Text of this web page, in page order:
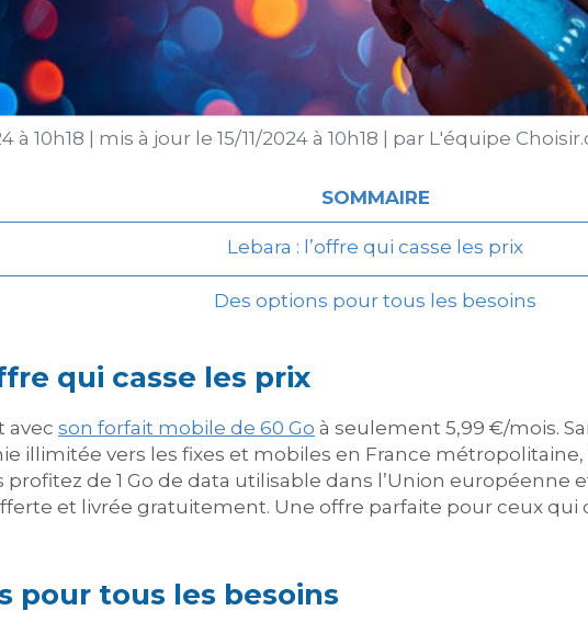
à 10h18 mis à jour le 15/11/2024 à 10h18 par L'équipe
SOMMAIRE
Lebara : l’offre qui casse les prix
Des options pour tous les besoins
qui casse les prix
avec son forfait mobile de 60 Go à seulement 5,99 €/mois.
illimitée vers les fixes et mobiles en France métropolitaine,
profitez de 1 Go de data utilisable dans l’Union européenne
et livrée gratuitement. Une offre parfaite pour ceux
pour tous les besoins